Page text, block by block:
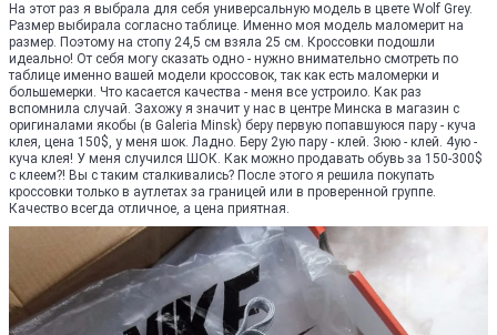
На этот раз я выбрала для себя универсальную модель в цвете Wolf Grey.
Размер выбирала согласно таблице. Именно моя модель маломерит на
размер. Поэтому на стопу 24,5 см взяла 25 см. Кроссовки подошли
идеально! От себя могу сказать одно - нужно внимательно смотреть по
таблице именно вашей модели кроссовок, так как есть маломерки и
большемерки. Что касается качества - меня все устроило. Как раз
вспомнила случай. Захожу я значит у нас в центре Минска в магазин с
оригиналами якобы (в Galeria Minsk) беру первую попавшуюся пару - куча
клея, цена 150$, у меня шок. Ладно. Беру 2ую пару - клей. 3юю - клей. 4ую -
куча клея! У меня случился ШОК. Как можно продавать обувь за 150-300$
с клеем?! Вы с таким сталкивались? После этого я решила покупать
кроссовки только в аутлетах за границей или в проверенной группе.
Качество всегда отличное, а цена приятная.